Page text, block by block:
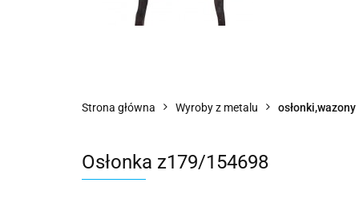
Strona główna Wyroby z metalu osłonki,wazony
Osłonka z179/154698